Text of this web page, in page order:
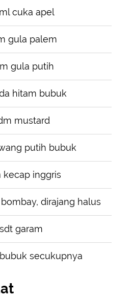
cuka apel
gula palem
gula putih
hitam bubuk
mustard
putih bubuk
kecap inggris
dirajang halus
garam
secukupnya